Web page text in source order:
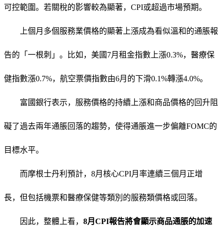
可控範圍。若關稅的影響較為顯著，CPI或超過市場預期。
上個月多個服務業價格的顯著上漲成為看似溫和的通脹報
告的「一根刺」。比如，美國7月租金指數上漲0.3%，醫療保
健指數漲0.7%，航空票價指數由6月的下滑0.1%轉漲4.0%。
富國銀行表示，服務價格的持續上漲和商品價格的回升阻
礙了過去兩年通脹回落的趨勢，使得通脹進一步偏離FOMC的
目標水平。
而摩根士丹利預計，8月核心CPI月率連續三個月正增
長，但包括機票和醫療保健等類別的服務類價格或回落。
因此，整體上看， 8月CPI報告將會顯示商品通脹的加速